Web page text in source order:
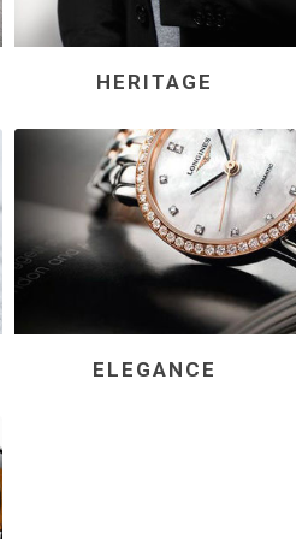
HERITAGE
ELEGANCE